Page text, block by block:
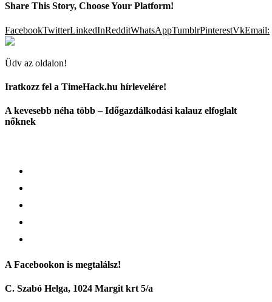
Share This Story, Choose Your Platform!
FacebookTwitterLinkedInRedditWhatsAppTumblrPinterestVkEmail:
Üdv az oldalon!
Iratkozz fel a TimeHack.hu hírlevelére!
A kevesebb néha több – Időgazdálkodási kalauz elfoglalt
nőknek
A Facebookon is megtalálsz!
C. Szabó Helga, 1024 Margit krt 5/a